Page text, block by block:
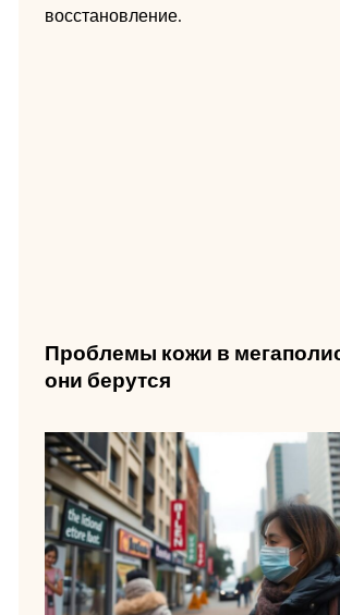
восстановление.
Проблемы кожи в
они берутся